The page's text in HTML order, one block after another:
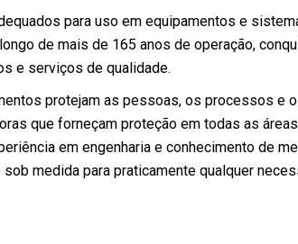
para uso em equipamentos e
de mais de 165 anos de operação,
e serviços de qualidade.
protejam as pessoas, os processos e
que forneçam proteção em todas as
em engenharia e conhecimento de
medida para praticamente qualquer